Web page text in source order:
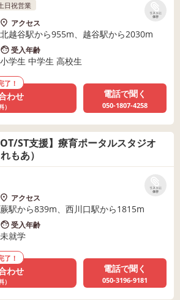
リストに
保存
日祝営業
アクセス
北越谷駅から955m、越谷駅から2030m
受入年齢
小学生 中学生 高校生
了！
わせ
）
電話で聞く
050-1807-4258
OT/ST支援】療育ポータルスタジオ
もあ）
リストに
保存
アクセス
蕨駅から839m、西川口駅から1815m
受入年齢
未就学
了！
わせ
）
電話で聞く
050-3196-9181